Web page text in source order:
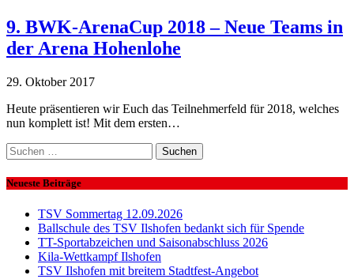
9. BWK-ArenaCup 2018 – Neue Teams in
der Arena Hohenlohe
29. Oktober 2017
Heute präsentieren wir Euch das Teilnehmerfeld für 2018, welches
nun komplett ist! Mit dem ersten…
Suchen
nach:
Neueste Beiträge
TSV Sommertag 12.09.2026
Ballschule des TSV Ilshofen bedankt sich für Spende
TT-Sportabzeichen und Saisonabschluss 2026
Kila-Wettkampf Ilshofen
TSV Ilshofen mit breitem Stadtfest-Angebot